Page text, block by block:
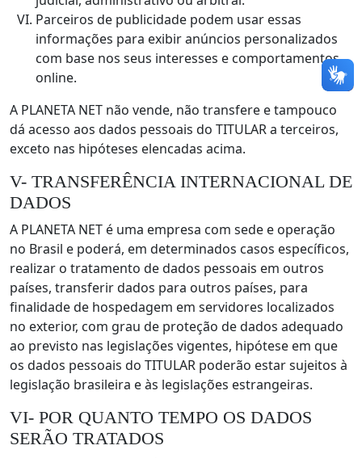
Parceiros de publicidade podem usar essas
informações para exibir anúncios personalizados
com base nos seus interesses e comportamentos
online.
A PLANETA NET não vende, não transfere e tampouco
dá acesso aos dados pessoais do TITULAR a terceiros,
exceto nas hipóteses elencadas acima.
V- TRANSFERÊNCIA INTERNACIONAL DE
DADOS
A PLANETA NET é uma empresa com sede e operação
no Brasil e poderá, em determinados casos específicos,
realizar o tratamento de dados pessoais em outros
países, transferir dados para outros países, para
finalidade de hospedagem em servidores localizados
no exterior, com grau de proteção de dados adequado
ao previsto nas legislações vigentes, hipótese em que
os dados pessoais do TITULAR poderão estar sujeitos à
legislação brasileira e às legislações estrangeiras.
VI- POR QUANTO TEMPO OS DADOS
SERÃO TRATADOS